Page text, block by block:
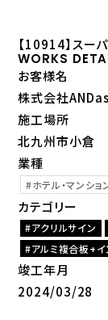
【10914】ス
WORKS
お客様名
株式会社
施工場所
北九州市小倉
業種
ホテル・マンショ
カテゴリー
アクリルサイン
アルミ複合板+イ
竣工年月
2024/03/28